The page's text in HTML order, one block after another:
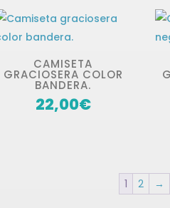
CAMISETA
GRACIOSERA COLOR
BANDERA.
22,00€
1 2 →